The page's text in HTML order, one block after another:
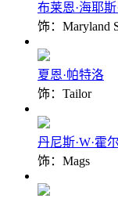
布莱恩·海耶斯
饰：Maryland
夏恩·帕特洛
饰：Tailor
丹尼斯·W·霍尔
饰：Mags